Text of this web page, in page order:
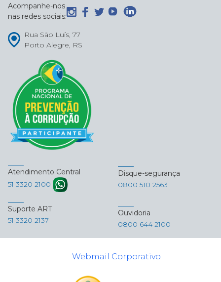
Acompanhe-nos
nas redes sociais:
Rua São Luís, 77
Porto Alegre, RS
Atendimento Central
51 3320 2100
Disque-segurança
0800 510 2563
Suporte ART
51 3320 2137
Ouvidoria
0800 644 2100
Webmail Corporativo